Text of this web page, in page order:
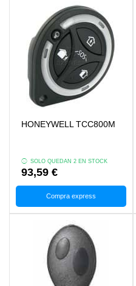
HONEYWELL TCC800M
SOLO QUEDAN 2 EN STOCK
93,59 €
Compra express